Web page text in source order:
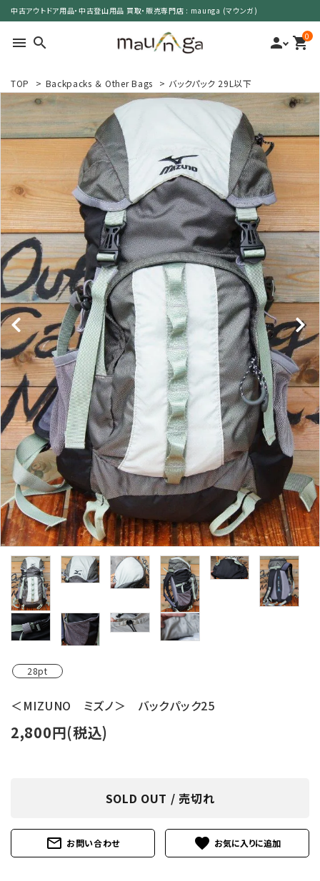
中古アウトドア用品・中古登山用品 買取・販売専門店 : maunga (マウンガ)
menu search person 0
shopping_cart
search
カテゴリーで選ぶ
サイズで選ぶ
特集で選ぶ
価格で選ぶ
買取案内
レンタル・修理
店舗情報
POLICY
INFORMATION
ACCOUNT MENU
ようこそ ゲスト 様
meeting_room ログイン person 新規会員登録
TOP > Backpacks ＆ Other Bags > バックパック 29L以下
28pt
＜MIZUNO ミズノ＞ バックパック25
2,800円(税込)
SOLD OUT / 売切れ
mail_outline お問い合わせ favorite